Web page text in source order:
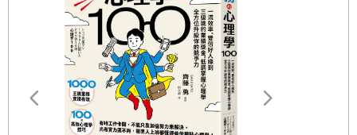
何謂槓桿比率／四個投資工具
每股盈餘攀升
檢視法人共同預測異動／複製活動的能耐
12. 其他投資基準
小本個股／另類投資市場／微型指數／富時小型股指數／中型
3.0。
我寫《祖魯法則》那時候，本益成長比是剛為人所知的投資工具，如今
已成為眾人朗朗上口的投資方法，且為多數金融機構採用。不過，單單
光看一年的成長不是好事，公司應交代不錯的成長數據，才是重點中的